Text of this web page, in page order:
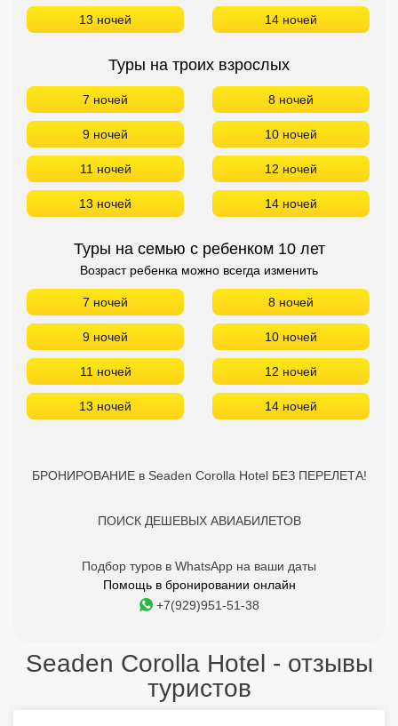
13 ночей 14 ночей
Туры на троих взрослых
7 ночей 8 ночей
9 ночей 10 ночей
11 ночей 12 ночей
13 ночей 14 ночей
Туры на семью с ребенком 10 лет
Возраст ребенка можно всегда изменить
7 ночей 8 ночей
9 ночей 10 ночей
11 ночей 12 ночей
13 ночей 14 ночей
БРОНИРОВАНИЕ в Seaden Corolla Hotel БЕЗ ПЕРЕЛЕТА!
ПОИСК ДЕШЕВЫХ АВИАБИЛЕТОВ
Подбор туров в WhatsApp на ваши даты
Помощь в бронировании онлайн
+7(929)951-51-38
Seaden Corolla Hotel - отзывы
туристов